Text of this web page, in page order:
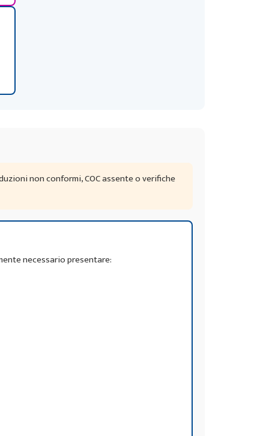
non conformi, COC assente o verifiche
necessario presentare: